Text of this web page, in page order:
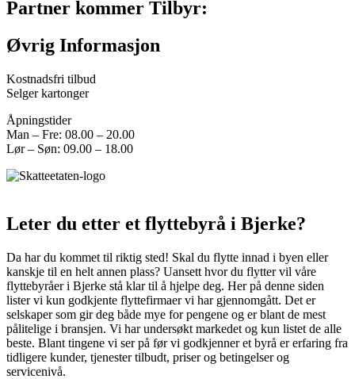
Partner kommer Tilbyr:
Øvrig Informasjon
Kostnadsfri tilbud
Selger kartonger
Åpningstider
Man – Fre: 08.00 – 20.00
Lør – Søn: 09.00 – 18.00
Leter du etter et flyttebyrå i Bjerke?
Da har du kommet til riktig sted! Skal du flytte innad i byen eller
kanskje til en helt annen plass? Uansett hvor du flytter vil våre
flyttebyråer i Bjerke stå klar til å hjelpe deg. Her på denne siden
lister vi kun godkjente flyttefirmaer vi har gjennomgått. Det er
selskaper som gir deg både mye for pengene og er blant de mest
pålitelige i bransjen. Vi har undersøkt markedet og kun listet de alle
beste. Blant tingene vi ser på før vi godkjenner et byrå er erfaring fra
tidligere kunder, tjenester tilbudt, priser og betingelser og
servicenivå.